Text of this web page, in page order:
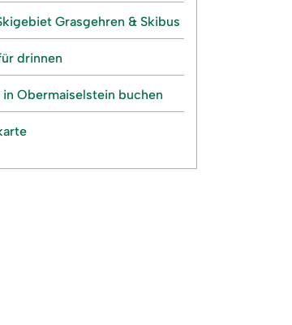
Grasgehren & Skibus
drinnen
in Obermaiselstein buchen